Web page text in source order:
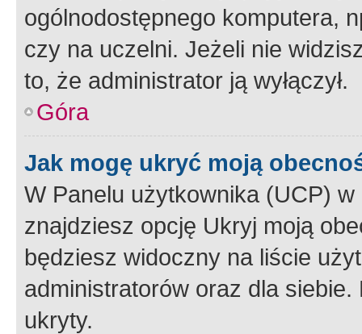
ogólnodostępnego komputera,
czy na uczelni. Jeżeli nie
to, że administrator ją wyłączył.
Góra
Jak mogę ukryć moją
W Panelu użytkownika (UCP) w
znajdziesz opcję Ukryj moją
będziesz widoczny na liście
administratorów oraz dla
ukryty.